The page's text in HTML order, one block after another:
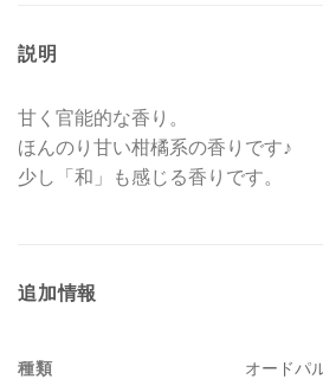
説明
甘く官能的な香り。
ほんのり甘い柑橘系の香りです♪
少し「和」も感じる香りです。
追加情報
種類 オードパ